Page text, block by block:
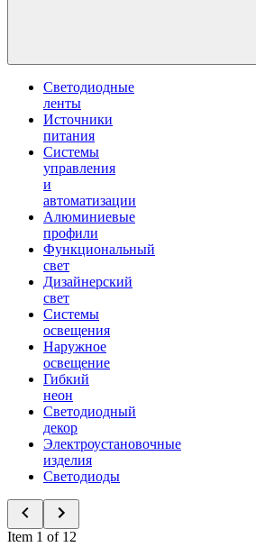
Светодиодные
ленты
Источники
питания
Системы
управления
и
автоматизации
Алюминиевые
профили
Функциональный
свет
Дизайнерский
свет
Системы
освещения
Наружное
освещение
Гибкий
неон
Светодиодный
декор
Электроустановочные
изделия
Светодиоды
Item 1 of 12